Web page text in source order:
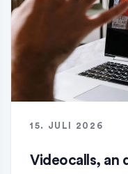
15. JULI 2026
Videocalls, an